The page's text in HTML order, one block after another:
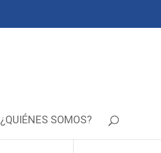
¿QUIÉNES SOMOS?